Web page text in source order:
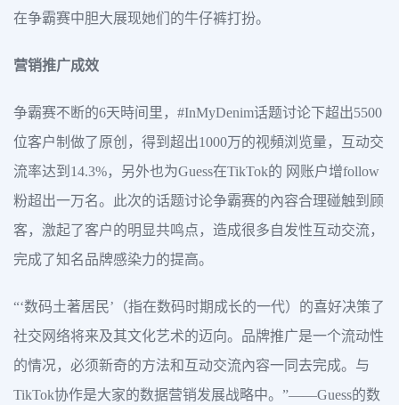
在争霸赛中胆大展现她们的牛仔裤打扮。
营销推广成效
争霸赛不断的6天時间里，#InMyDenim话题讨论下超出5500
位客户制做了原创，得到超出1000万的视頻浏览量，互动交
流率达到14.3%，另外也为Guess在TikTok的 网账户增follow
粉超出一万名。此次的话题讨论争霸赛的內容合理碰触到顾
客，激起了客户的明显共鸣点，造成很多自发性互动交流，
完成了知名品牌感染力的提高。
“‘数码土著居民’（指在数码时期成长的一代）的喜好决策了
社交网络将来及其文化艺术的迈向。品牌推广是一个流动性
的情况，必须新奇的方法和互动交流內容一同去完成。与
TikTok协作是大家的数据营销发展战略中。”——Guess的数